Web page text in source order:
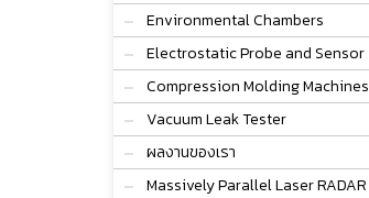
Environmental Chambers
Electrostatic Probe and Sensor
Compression Molding Machines
Vacuum Leak Tester
ผลงานของเรา
Massively Parallel Laser RADAR